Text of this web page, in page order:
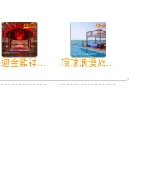
金雞祥... 環球浪漫旅...